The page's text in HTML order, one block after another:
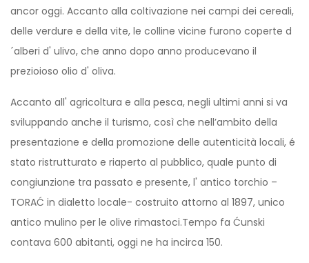
ancor oggi. Accanto alla coltivazione nei campi dei cereali,
delle verdure e della vite, le colline vicine furono coperte d
´alberi d' ulivo, che anno dopo anno producevano il
prezioioso olio d' oliva.
Accanto all' agricoltura e alla pesca, negli ultimi anni si va
sviluppando anche il turismo, così che nell’ambito della
presentazione e della promozione delle autenticità locali, é
stato ristrutturato e riaperto al pubblico, quale punto di
congiunzione tra passato e presente, l' antico torchio –
TORAĆ in dialetto locale- costruito attorno al 1897, unico
antico mulino per le olive rimastoci.Tempo fa Ćunski
contava 600 abitanti, oggi ne ha incirca 150.